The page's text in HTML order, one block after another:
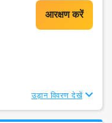
उड़ान विवरण देखें